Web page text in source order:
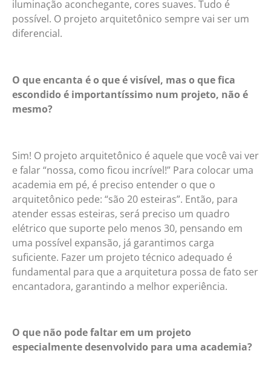
iluminação aconchegante, cores suaves. Tudo é
possível. O projeto arquitetônico sempre vai ser um
diferencial.
O que encanta é o que é visível, mas o que fica
escondido é importantíssimo num projeto, não é
mesmo?
Sim! O projeto arquitetônico é aquele que você vai ver
e falar “nossa, como ficou incrível!” Para colocar uma
academia em pé, é preciso entender o que o
arquitetônico pede: “são 20 esteiras”. Então, para
atender essas esteiras, será preciso um quadro
elétrico que suporte pelo menos 30, pensando em
uma possível expansão, já garantimos carga
suficiente. Fazer um projeto técnico adequado é
fundamental para que a arquitetura possa de fato ser
encantadora, garantindo a melhor experiência.
O que não pode faltar em um projeto
especialmente desenvolvido para uma academia?